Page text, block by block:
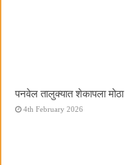
पनवेल तालुक्यात शेकापला
4th February 2026